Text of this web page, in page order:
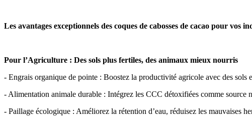
Les avantages exceptionnels des coques de cabosses de cacao pour vos
Pour l’Agriculture : Des sols plus fertiles, des animaux mieux nourris
- Engrais organique de pointe : Boostez la productivité agricole avec des sols
- Alimentation animale durable : Intégrez les CCC détoxifiées comme source
- Paillage écologique : Améliorez la rétention d’eau, réduisez les mauvaises